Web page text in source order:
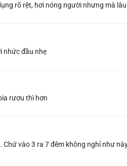
rõ rệt, hơi nóng người nhưng mà
nhức đầu nhẹ
rượu thì hơn
vào 3 ra 7 đêm không nghỉ như